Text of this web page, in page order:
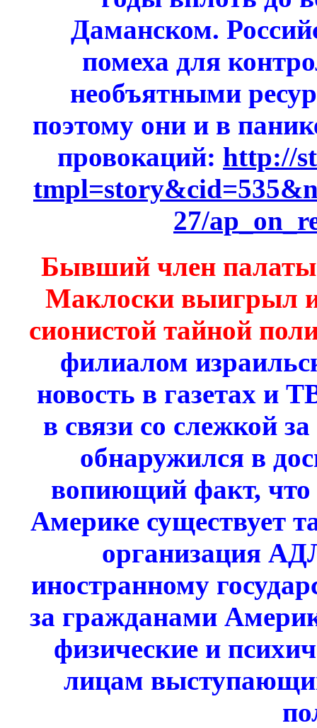
Даманском.
помеха для
необъятными
поэтому они и в
провокаций: http://
27/
Бывший член
Маклоски выигрыл
сионистой тайной
филиалом
новость в газетах и
в связи со слежкой
обнаружился в
вопиющий факт, что
Америке существует
организация
иностранному
за гражданами
физические и
лицам